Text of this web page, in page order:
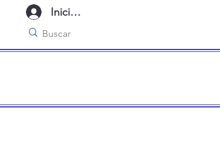
Iniciar sesión